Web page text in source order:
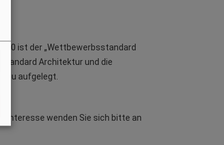
ist der „Wettbewerbsstandard
Architektur und die
aufgelegt.
Interesse wenden Sie sich bitte an